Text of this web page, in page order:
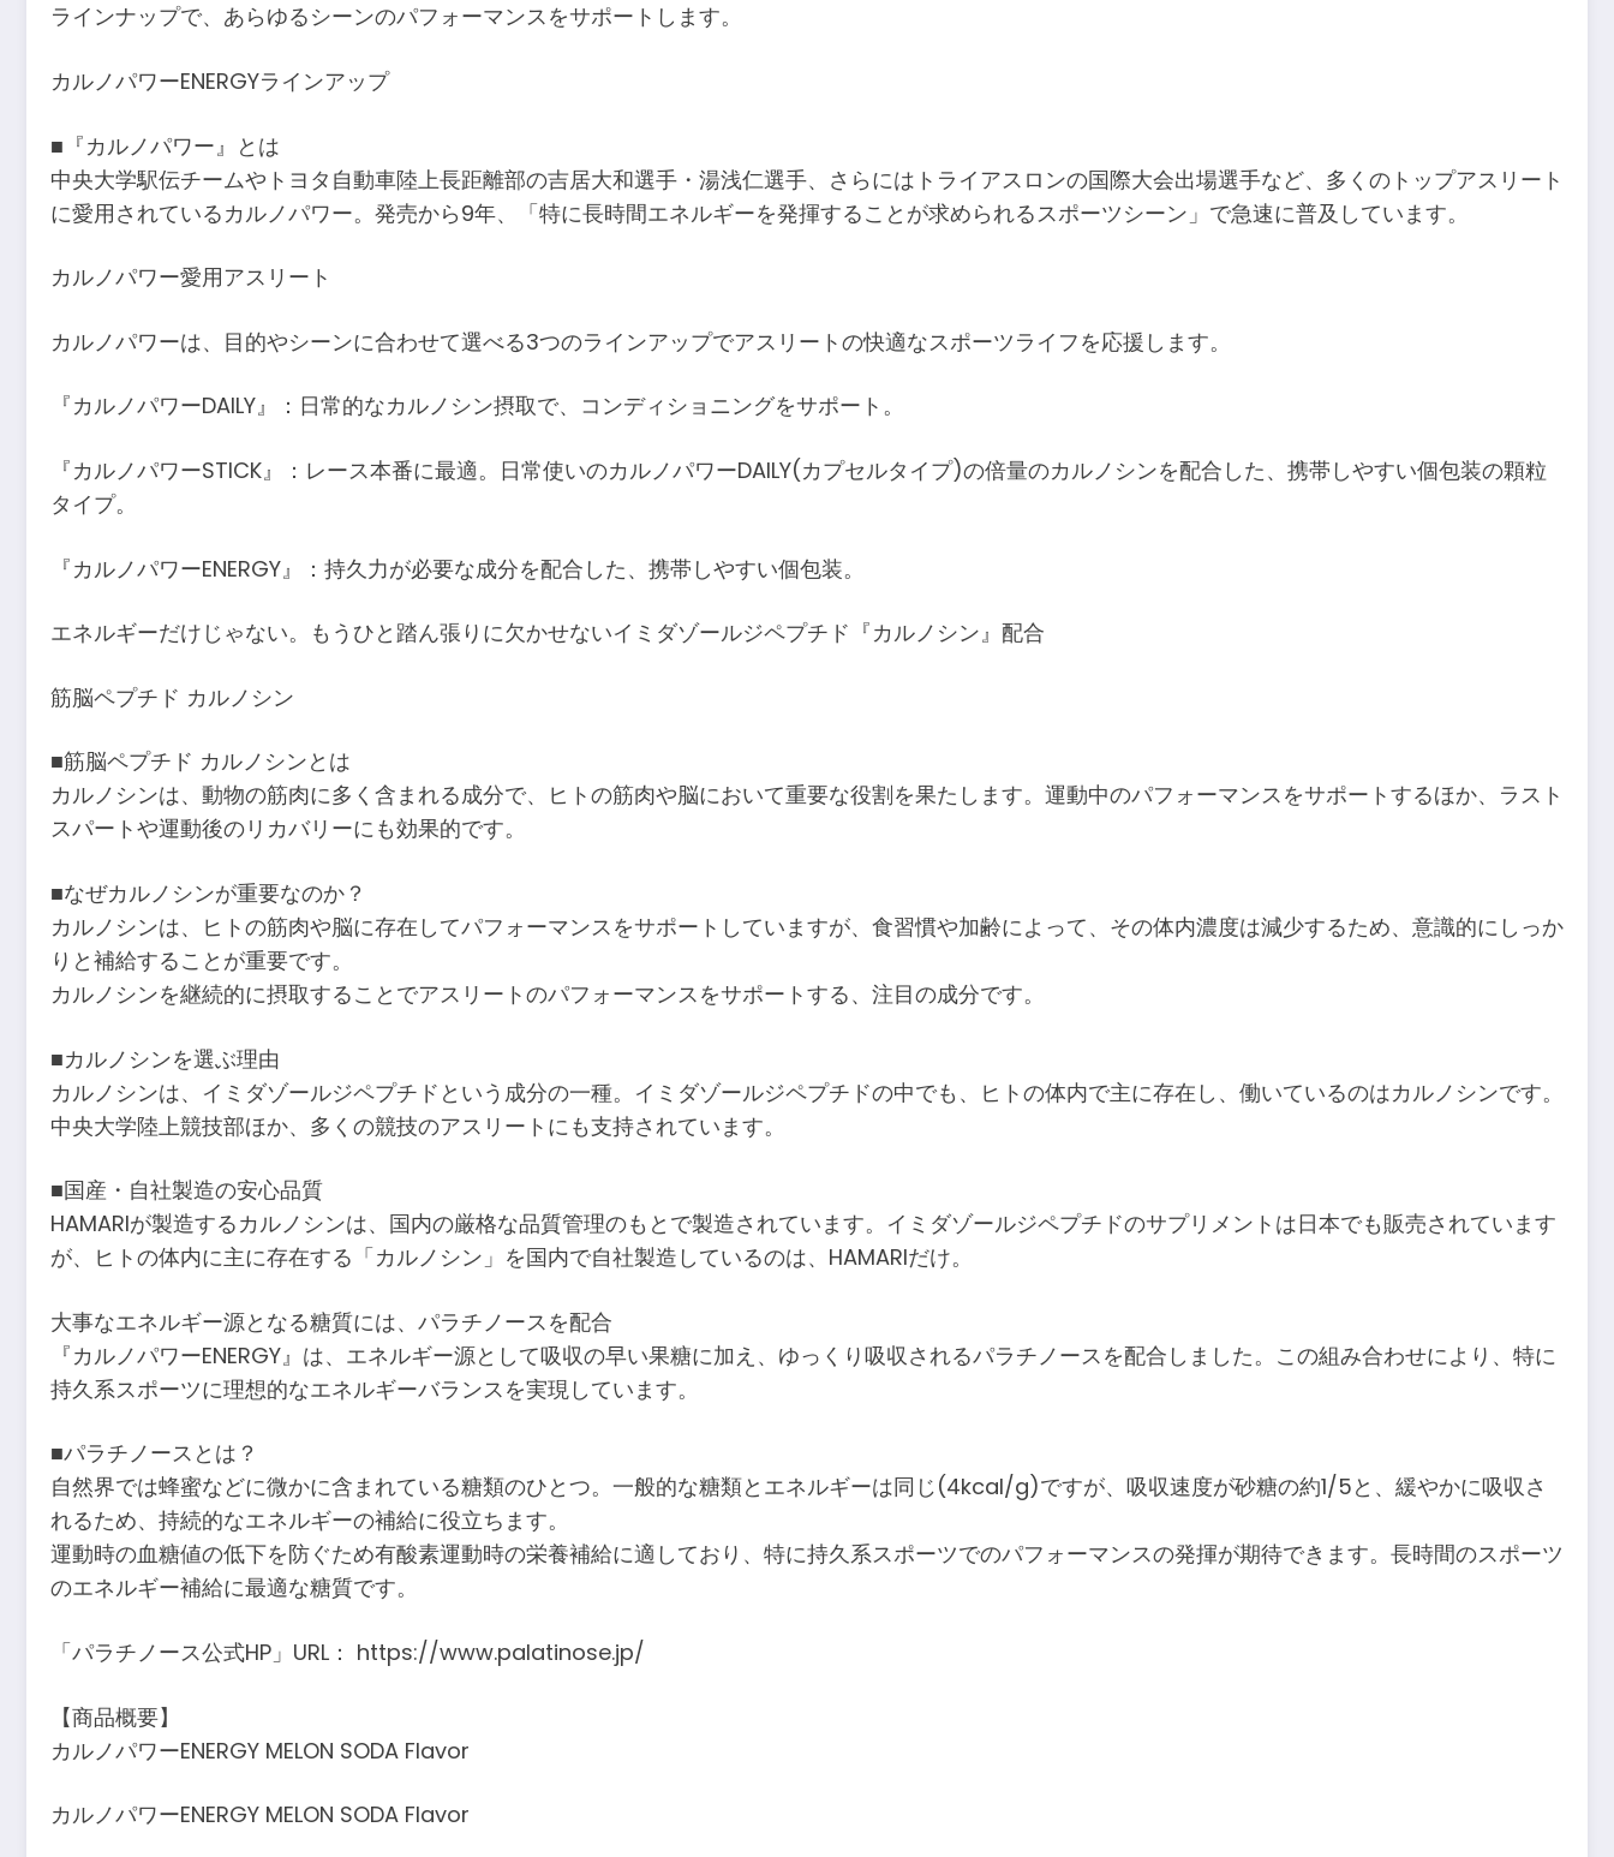
ラインナップで、あらゆるシーンのパフォーマンスをサポートします。
カルノパワーENERGYラインアップ
■『カルノパワー』とは
中央大学駅伝チームやトヨタ自動車陸上長距離部の吉居大和選手・湯浅仁選手、さらにはトライアスロンの国際大会出場選手など、多くのトップアスリート
に愛用されているカルノパワー。発売から9年、「特に長時間エネルギーを発揮することが求められるスポーツシーン」で急速に普及しています。
カルノパワー愛用アスリート
カルノパワーは、目的やシーンに合わせて選べる3つのラインアップでアスリートの快適なスポーツライフを応援します。
『カルノパワーDAILY』：日常的なカルノシン摂取で、コンディショニングをサポート。
『カルノパワーSTICK』：レース本番に最適。日常使いのカルノパワーDAILY(カプセルタイプ)の倍量のカルノシンを配合した、携帯しやすい個包装の顆粒
タイプ。
『カルノパワーENERGY』：持久力が必要な成分を配合した、携帯しやすい個包装。
エネルギーだけじゃない。もうひと踏ん張りに欠かせないイミダゾールジペプチド『カルノシン』配合
筋脳ペプチド カルノシン
■筋脳ペプチド カルノシンとは
カルノシンは、動物の筋肉に多く含まれる成分で、ヒトの筋肉や脳において重要な役割を果たします。運動中のパフォーマンスをサポートするほか、ラスト
スパートや運動後のリカバリーにも効果的です。
■なぜカルノシンが重要なのか？
カルノシンは、ヒトの筋肉や脳に存在してパフォーマンスをサポートしていますが、食習慣や加齢によって、その体内濃度は減少するため、意識的にしっか
りと補給することが重要です。
カルノシンを継続的に摂取することでアスリートのパフォーマンスをサポートする、注目の成分です。
■カルノシンを選ぶ理由
カルノシンは、イミダゾールジペプチドという成分の一種。イミダゾールジペプチドの中でも、ヒトの体内で主に存在し、働いているのはカルノシンです。
中央大学陸上競技部ほか、多くの競技のアスリートにも支持されています。
■国産・自社製造の安心品質
HAMARIが製造するカルノシンは、国内の厳格な品質管理のもとで製造されています。イミダゾールジペプチドのサプリメントは日本でも販売されています
が、ヒトの体内に主に存在する「カルノシン」を国内で自社製造しているのは、HAMARIだけ。
大事なエネルギー源となる糖質には、パラチノースを配合
『カルノパワーENERGY』は、エネルギー源として吸収の早い果糖に加え、ゆっくり吸収されるパラチノースを配合しました。この組み合わせにより、特に
持久系スポーツに理想的なエネルギーバランスを実現しています。
■パラチノースとは？
自然界では蜂蜜などに微かに含まれている糖類のひとつ。一般的な糖類とエネルギーは同じ(4kcal/g)ですが、吸収速度が砂糖の約1/5と、緩やかに吸収さ
れるため、持続的なエネルギーの補給に役立ちます。
運動時の血糖値の低下を防ぐため有酸素運動時の栄養補給に適しており、特に持久系スポーツでのパフォーマンスの発揮が期待できます。長時間のスポーツ
のエネルギー補給に最適な糖質です。
「パラチノース公式HP」URL： https://www.palatinose.jp/
【商品概要】
カルノパワーENERGY MELON SODA Flavor
カルノパワーENERGY MELON SODA Flavor